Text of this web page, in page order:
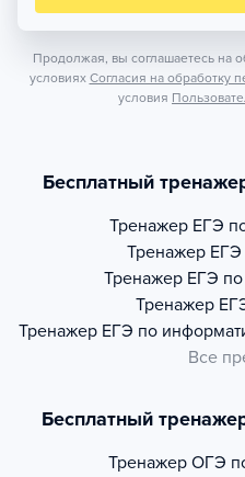
Продолжая, вы соглашаетесь на
условиях Согласия на обработку
условия
Бесплатный
Тренажер ЕГЭ
Тренажер ЕГЭ
Тренажер ЕГЭ
Тренажер
Тренажер ЕГЭ по
Все
Бесплатный
Тренажер ОГЭ